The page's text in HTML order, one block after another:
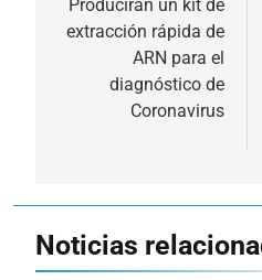
de
entradas
Producirán un kit de
extracción rápida de
ARN para el
diagnóstico de
Coronavirus
Noticias